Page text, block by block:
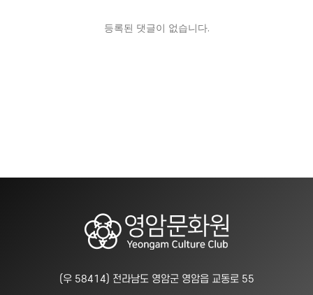
등록된 댓글이 없습니다.
(우 58414) 전라남도 영암군 영암읍 교동로 55